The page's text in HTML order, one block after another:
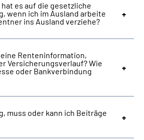
es auf die gesetzliche
wenn ich im Ausland arbeite
ins Ausland verziehe?
Renteninformation,
Versicherungsverlauf? Wie
oder Bankverbindung
muss oder kann ich Beiträge